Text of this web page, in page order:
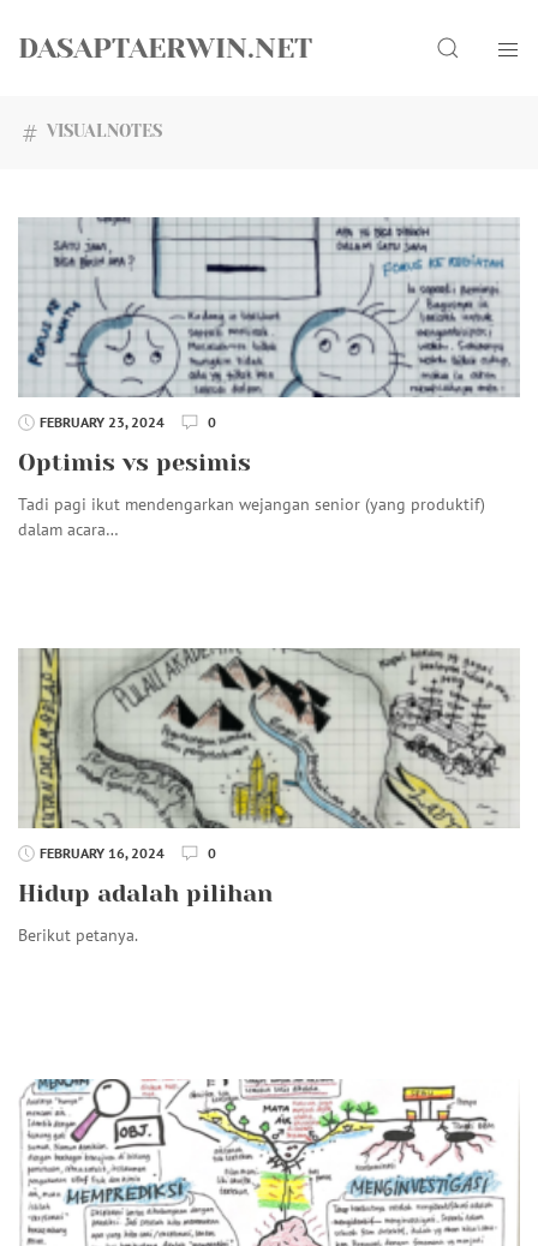
DASAPTAERWIN.NET Search
VISUALNOTES
FEBRUARY 23, 2024 0
Optimis vs pesimis
Tadi pagi ikut mendengarkan wejangan senior (yang produktif)
dalam acara…
FEBRUARY 16, 2024 0
Hidup adalah pilihan
Berikut petanya.